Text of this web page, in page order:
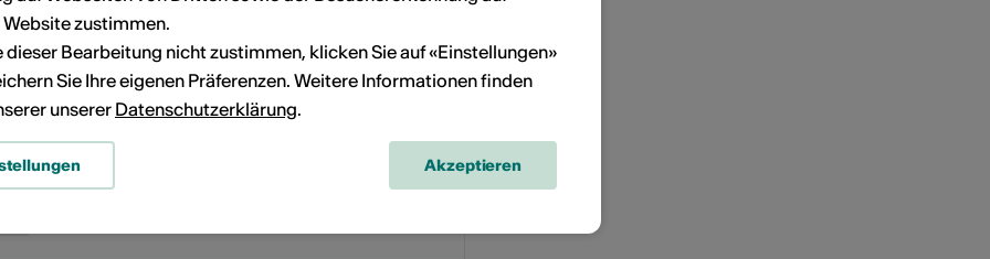
19
26
10 11
17 18 19 20 21 22 23
Website zustimmen.
dieser Bearbeitung nicht zustimmen, klicken Sie auf «Einstellungen»
Sie Ihre eigenen Präferenzen. Weitere Informationen finden
unserer Datenschutzerklärung.
Akzeptieren